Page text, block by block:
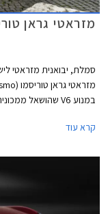
מזראטי גראן טוריסמו 2023
הקלשון המוכר ופרופיל
מטען קצרה, ויחידות
קרא עוד